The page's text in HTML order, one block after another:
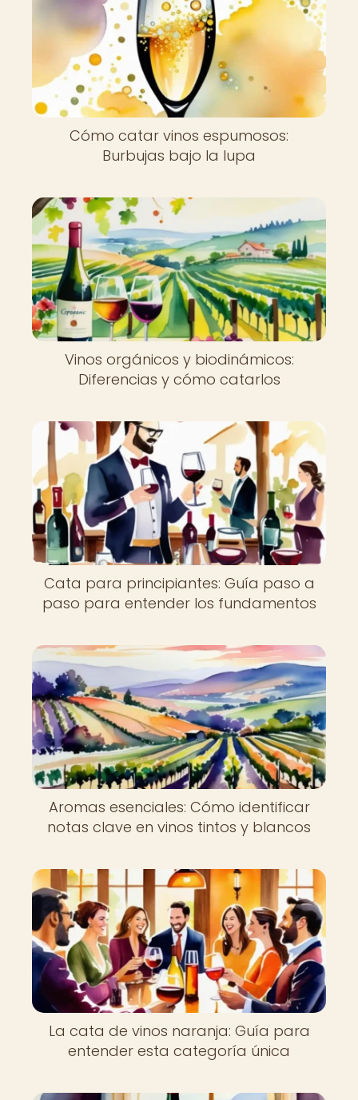
Cómo catar vinos espumosos:
Burbujas bajo la lupa
Vinos orgánicos y biodinámicos:
Diferencias y cómo catarlos
Cata para principiantes: Guía paso a
paso para entender los fundamentos
Aromas esenciales: Cómo identificar
notas clave en vinos tintos y blancos
La cata de vinos naranja: Guía para
entender esta categoría única